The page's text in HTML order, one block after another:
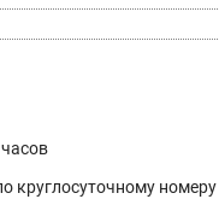
круглосуточному номеру